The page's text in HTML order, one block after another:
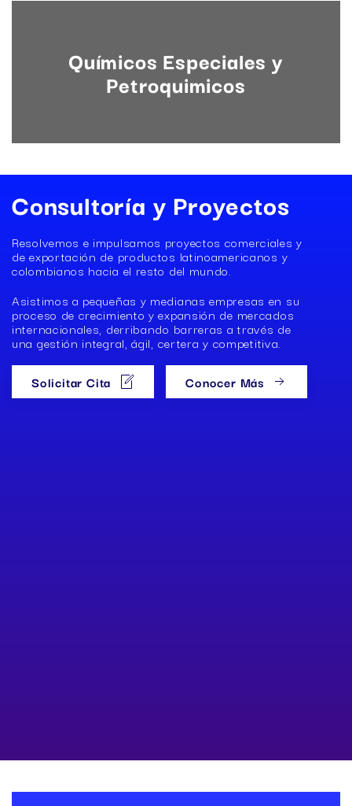
Químicos Especiales y
Petroquimicos
Consultoría y Proyectos
Resolvemos e impulsamos proyectos comerciales y
de exportación de productos latinoamericanos y
colombianos hacia el resto del mundo.
Asistimos a pequeñas y medianas empresas en su
proceso de crecimiento y expansión de mercados
internacionales, derribando barreras a través de
una gestión integral, ágil, certera y competitiva.
Solicitar Cita Conocer Más